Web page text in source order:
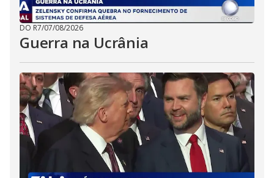
DO R7/07/08/2026
Guerra na Ucrânia